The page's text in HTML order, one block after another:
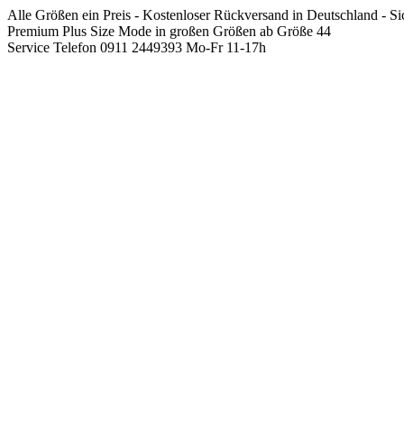
Springen
Sie
zum
Alle Größen ein Preis - Kostenloser Rückversand in Deutschland -
Premium Plus Size Mode in großen Größen ab Größe 44
Service Telefon 0911 2449393 Mo-Fr 11-17h